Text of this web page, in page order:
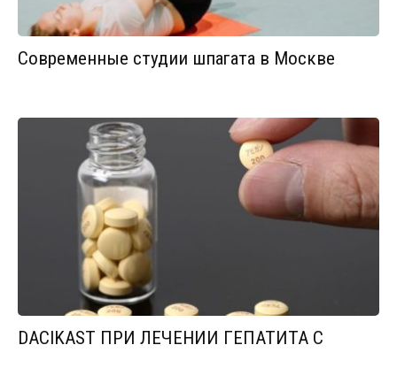
Современные студии шпагата в Москве
DACIKAST ПРИ ЛЕЧЕНИИ ГЕПАТИТА С